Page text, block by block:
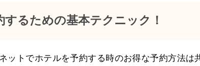
するための基本テクニック！
ットでホテルを予約する時のお得な予約方法は